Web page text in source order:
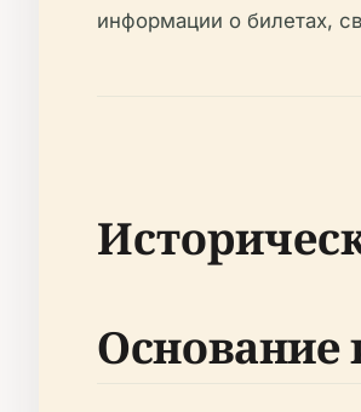
информации о билетах,
Основание